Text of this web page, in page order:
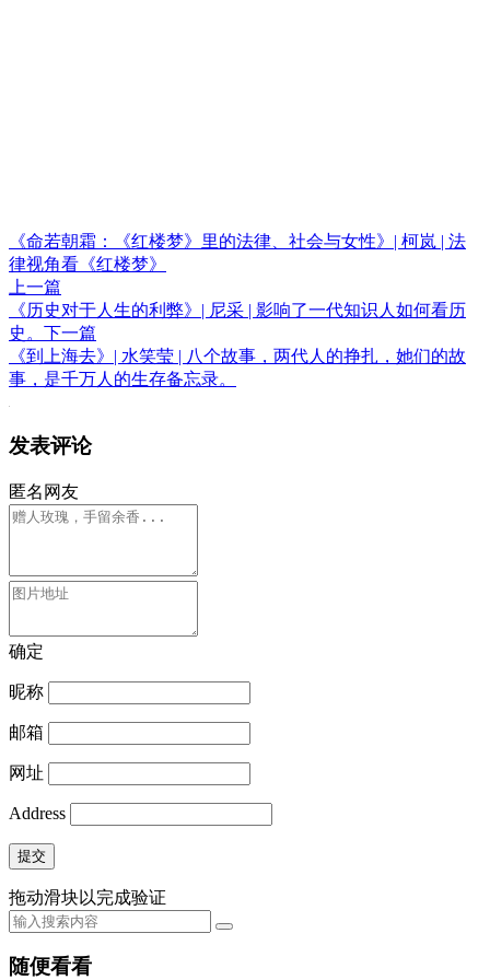
《命若朝霜：《红楼梦》里的法律、社会与女性》| 柯岚 | 法
律视角看《红楼梦》
上一篇
《历史对于人生的利弊》| 尼采 | 影响了一代知识人如何看历
史。 下一篇
《到上海去》| 水笑莹 | 八个故事，两代人的挣扎，她们的故
事，是千万人的生存备忘录。
发表评论
匿名网友
确定
昵称
邮箱
网址
Address
提交
拖动滑块以完成验证
随便看看